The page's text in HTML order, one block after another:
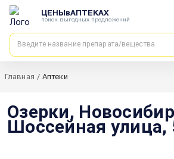
ЦЕНЫвАПТЕКАХ
поиск выгодных предложений
Главная / Аптеки
Озерки,
Шоссейная улица,